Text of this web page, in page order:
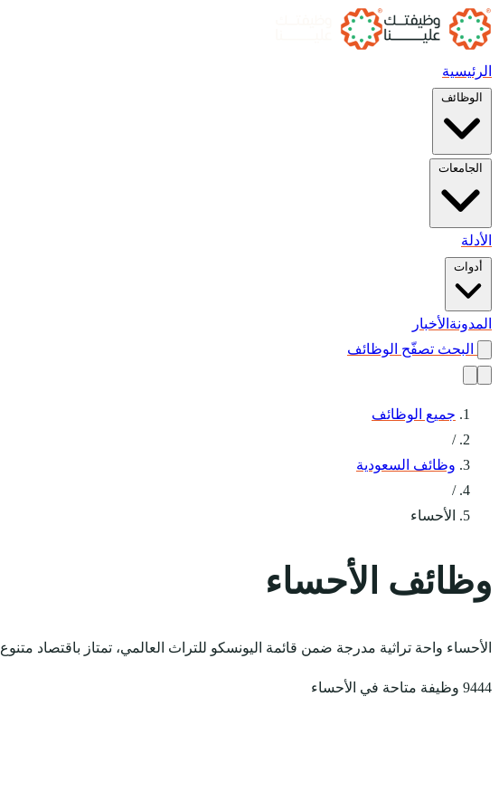
الرئيسية
الوظائف
الجامعات
الأدلة
أدوات
المدونة الأخبار
البحث تصفّح الوظائف
جميع الوظائف
/
وظائف السعودية
/
الأحساء
وظائف الأحساء
الأحساء واحة تراثية مدرجة ضمن قائمة اليونسكو للتراث العالمي، تمتاز باقتصاد
9444 وظيفة متاحة في الأحساء